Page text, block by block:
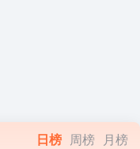
日榜 周榜 月榜